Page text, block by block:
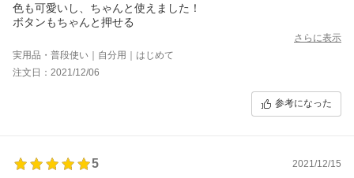
色も可愛いし、ちゃんと使えました！
ボタンもちゃんと押せる
さらに表示
実用品・普段使い｜自分用｜はじめて
注文日：2021/12/06
参考になった
5
2021/12/15